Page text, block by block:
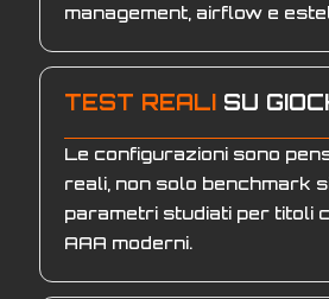
management, airflow e
TEST REALI SU
Le configurazioni sono
reali, non solo benchmark
parametri studiati per titoli
AAA moderni.